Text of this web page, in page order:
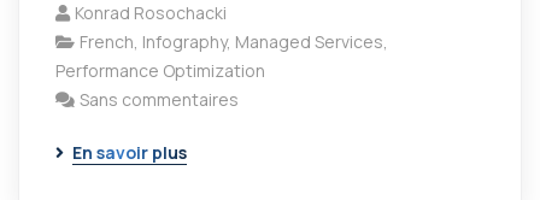
Konrad Rosochacki
French, Infography, Managed Services,
Performance Optimization
Sans commentaires
En savoir plus